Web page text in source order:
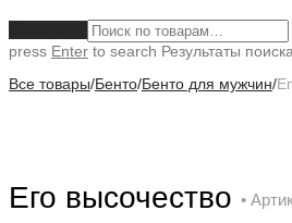
press Enter to search Результаты
Все товары/Бенто/Бенто для мужчин/
Его высочество •